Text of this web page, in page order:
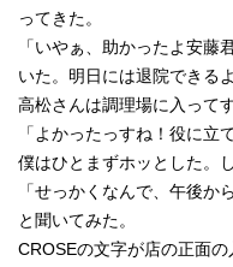
ってきた。
「いやぁ、助かったよ安藤
いた。明日には退院できるよ
高松さんは調理場に入って
「よかったっすね！役に立
僕はひとまずホッとした。
「せっかくなんで、午後か
と聞いてみた。
CROSEの文字が店の正面